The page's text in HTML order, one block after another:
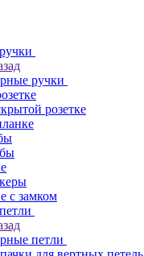
ручки
розетке
с замком
петли